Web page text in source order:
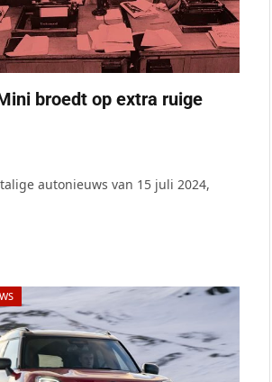
broedt op extra ruige
autonieuws van 15 juli 2024,